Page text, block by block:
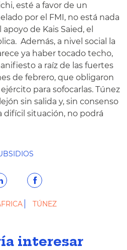
esté a favor de un
por el FMI, no está nada
de Kais Saied, el
Además, a nivel social la
ya haber tocado techo,
a raíz de las fuertes
de febrero, que obligaron
para sofocarlas. Túnez
sin salida y, sin consenso
difícil situación, no podrá
TÚNEZ
interesar